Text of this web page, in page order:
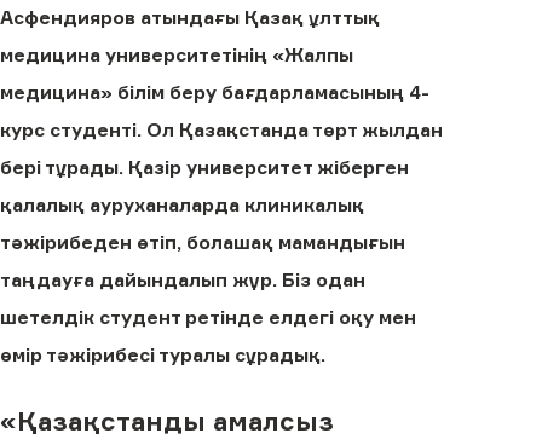
Асфендияров атындағы Қазақ ұлттық
медицина университетінің «Жалпы
медицина» білім беру бағдарламасының 4-
курс студенті. Ол Қазақстанда төрт жылдан
бері тұрады. Қазір университет жіберген
қалалық ауруханаларда клиникалық
тәжірибеден өтіп, болашақ мамандығын
таңдауға дайындалып жүр. Біз одан
шетелдік студент ретінде елдегі оқу мен
өмір тәжірибесі туралы сұрадық.
«Қазақстанды амалсыз